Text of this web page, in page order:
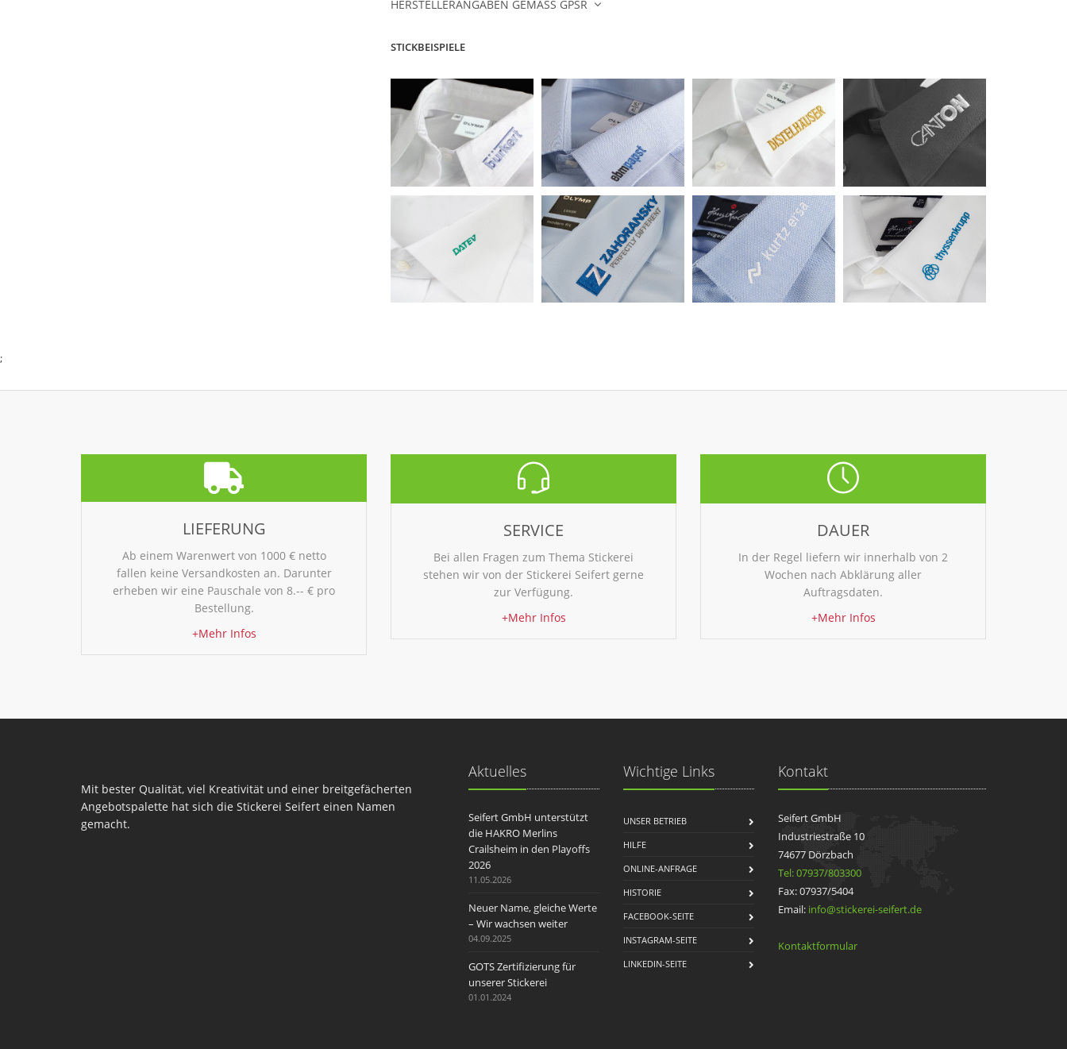
HERSTELLERANGABEN GEMÄSS GPSR
STICKBEISPIELE
;
LIEFERUNG
Ab einem Warenwert von 1000 € netto
fallen keine Versandkosten an. Darunter
erheben wir eine Pauschale von 8.-- € pro
Bestellung.
+Mehr Infos
SERVICE
Bei allen Fragen zum Thema Stickerei
stehen wir von der Stickerei Seifert gerne
zur Verfügung.
+Mehr Infos
DAUER
In der Regel liefern wir innerhalb von 2
Wochen nach Abklärung aller
Auftragsdaten.
+Mehr Infos
Mit bester Qualität, viel Kreativität und einer breitgefächerten
Angebotspalette hat sich die Stickerei Seifert einen Namen
gemacht.
Aktuelles
Seifert GmbH unterstützt
die HAKRO Merlins
Crailsheim in den Playoffs
2026
11.05.2026
Neuer Name, gleiche Werte
– Wir wachsen weiter
04.09.2025
GOTS Zertifizierung für
unserer Stickerei
01.01.2024
Wichtige Links
UNSER BETRIEB
HILFE
ONLINE-ANFRAGE
HISTORIE
FACEBOOK-SEITE
INSTAGRAM-SEITE
LINKEDIN-SEITE
Kontakt
Seifert GmbH
Industriestraße 10
74677 Dörzbach
Tel: 07937/803300
Fax: 07937/5404
Email: info@stickerei-seifert.de
Kontaktformular